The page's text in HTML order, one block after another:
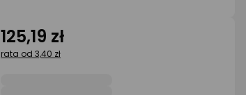
125,19 zł
rata od 3,40 zł